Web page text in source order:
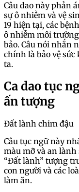
Câu dao này phản
sự ô nhiễm và vệ
19 hiện tại, các
ô nhiễm môi
bảo. Câu nói nhắn
chính là bảo vệ sức
ta.
Ca dao tục
ấn tượng
Đất lành chim đậu
Câu tục ngữ này
màu mỡ và an
“Đất lành” tượng
con người và các
làm ăn.